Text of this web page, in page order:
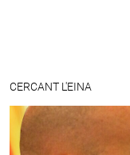
CERCANT L'EINA